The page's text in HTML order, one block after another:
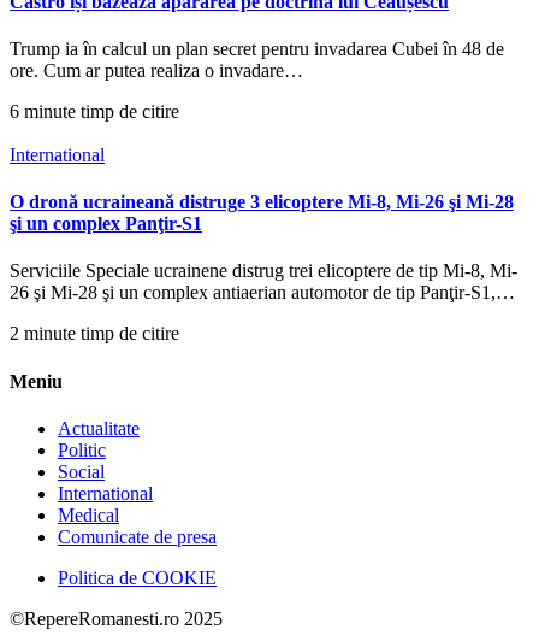
Trump ia în calcul un plan secret pentru invadarea Cubei în 48 de
ore. Cum ar putea realiza o invadare…
6 minute timp de citire
International
O dronă ucraineană distruge 3 elicoptere Mi-8, Mi-26 şi Mi-28
şi un complex Panţir-S1
Serviciile Speciale ucrainene distrug trei elicoptere de tip Mi-8, Mi-
26 şi Mi-28 şi un complex antiaerian automotor de tip Panţir-S1,…
2 minute timp de citire
Meniu
Actualitate
Politic
Social
International
Medical
Comunicate de presa
Politica de COOKIE
©RepereRomanesti.ro 2025